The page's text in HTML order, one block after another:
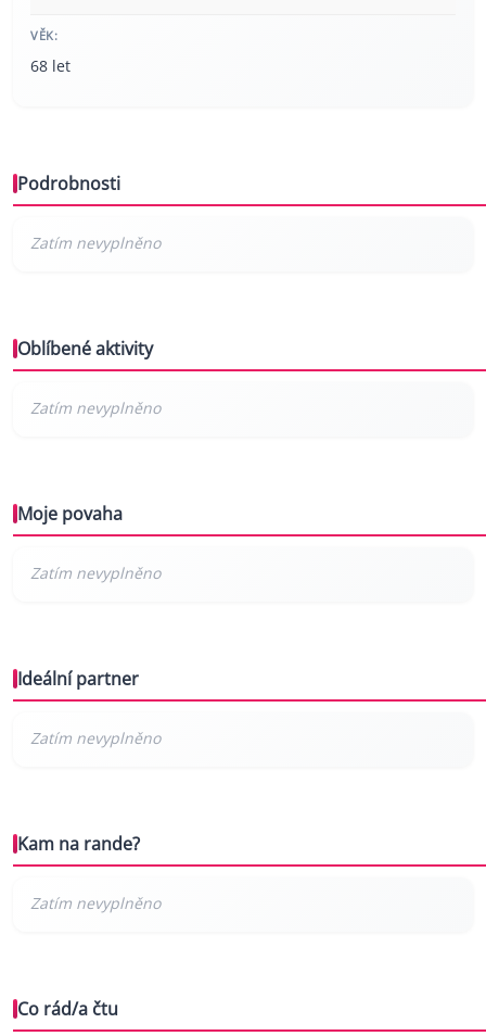
VĚK:
68 let
Podrobnosti
Oblíbené aktivity
Moje povaha
Ideální partner
Kam na rande?
Co rád/a čtu